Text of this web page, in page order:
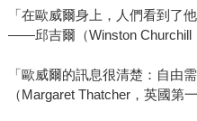
「在歐威爾身上，人們看到了
――邱吉爾（Winston Churchill
「歐威爾的訊息很清楚：自
（Margaret Thatcher，英國第